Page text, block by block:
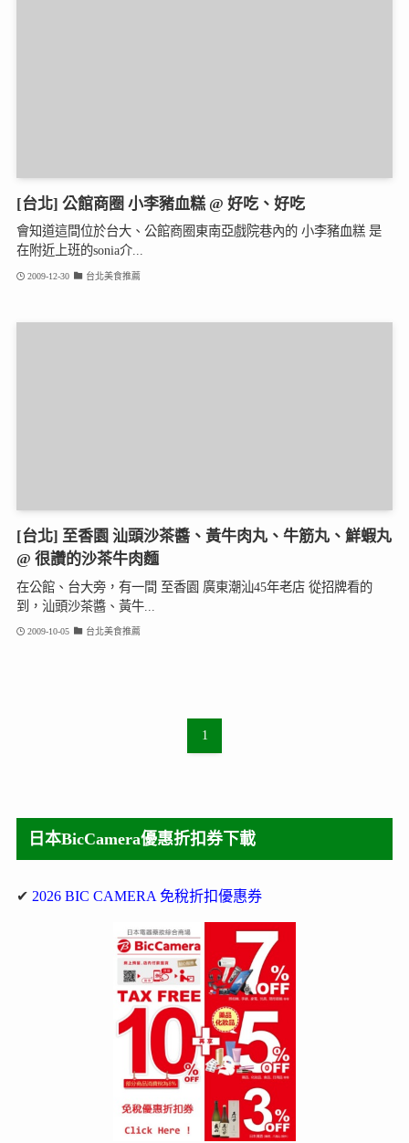
[台北] 公館商圈 小李豬血糕 @ 好吃、好吃
會知道這間位於台大、公館商圈東南亞戲院巷內的 小李豬血糕 是
在附近上班的sonia介...
2009-12-30 台北美食推薦
[台北] 至香園 汕頭沙茶醬、黃牛肉丸、牛筋丸、鮮蝦丸
@ 很讚的沙茶牛肉麵
在公館、台大旁，有一間 至香園 廣東潮汕45年老店 從招牌看的
到，汕頭沙茶醬、黃牛...
2009-10-05 台北美食推薦
1
日本BicCamera優惠折扣券下載
✔ 2026 BIC CAMERA 免稅折扣優惠券